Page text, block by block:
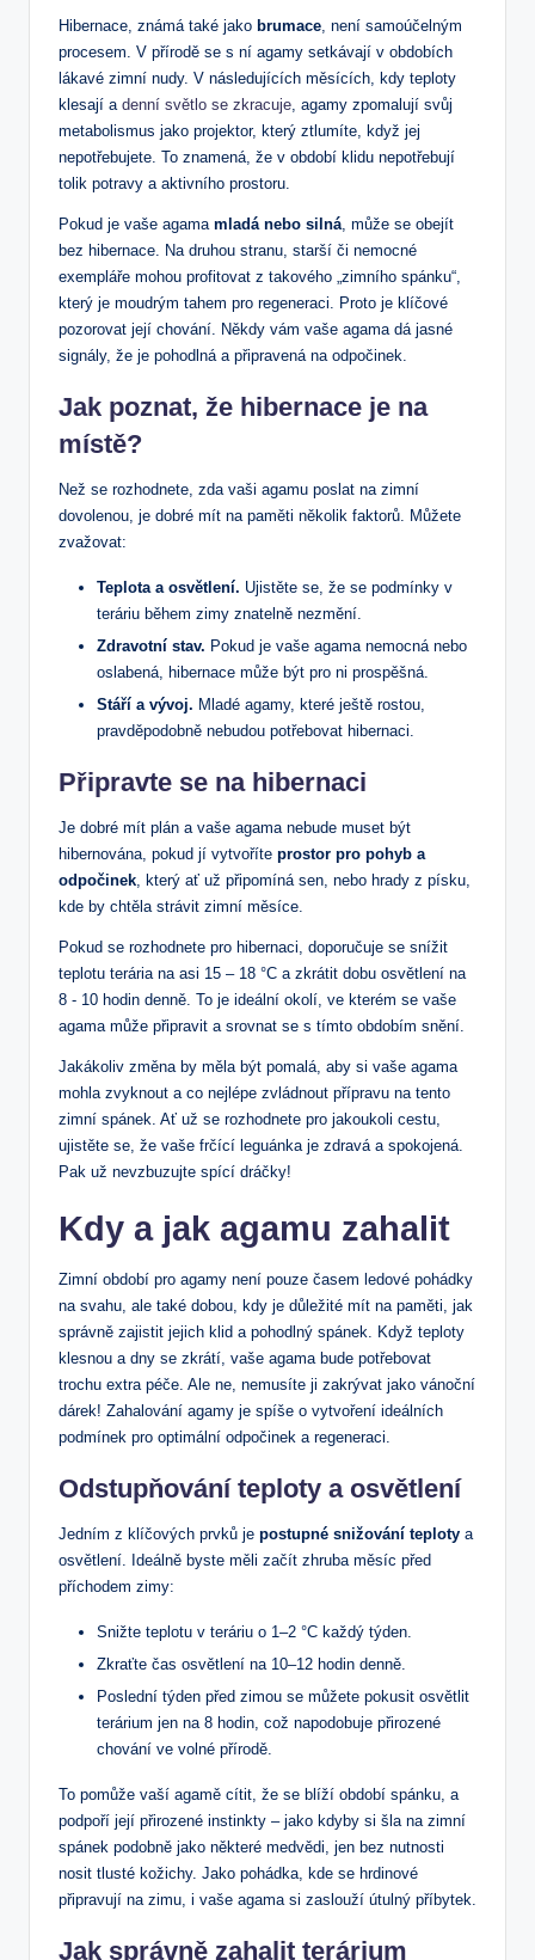
Hibernace, známá také jako‌ brumace , není samoúčelným
procesem. V přírodě se⁤ s ní agamy ⁤setkávají v obdobích
lákavé zimní nudy. V následujících měsících, kdy​ teploty
klesají a⁣ denní světlo se zkracuje , agamy zpomalují svůj
⁢metabolismus jako projektor,‌ který ztlumíte, když ⁢jej
nepotřebujete. ​To znamená, že v období klidu nepotřebují
tolik potravy a aktivního ‍prostoru.
Pokud je vaše agama mladá nebo silná , může se obejít
bez hibernace. Na druhou ​stranu, starší​ či nemocné⁢
exempláře⁣ mohou profitovat z takového „zimního spánku“,
který‌ je moudrým tahem pro regeneraci. Proto je klíčové
pozorovat ⁣její chování. ⁢Někdy vám vaše agama dá ‍jasné
signály, že ⁤je pohodlná a připravená na odpočinek.
Jak poznat, že hibernace ⁣je na
místě?
Než se‍ rozhodnete, zda vaši agamu poslat na zimní
dovolenou, je ​dobré mít na paměti několik faktorů. Můžete
zvažovat:
Teplota‌ a ⁤osvětlení. Ujistěte ⁢se, že se ‌podmínky v
teráriu během zimy znatelně nezmění.
Zdravotní stav. Pokud je vaše agama nemocná nebo
oslabená, hibernace může být pro ni prospěšná.
Stáří a vývoj. Mladé agamy, které ještě rostou,
pravděpodobně nebudou potřebovat ⁤hibernaci.
Připravte‌ se na hibernaci
Je dobré mít ⁣plán a vaše ​agama nebude muset⁢ být
hibernována, pokud jí vytvoříte⁣ prostor pro pohyb a
odpočinek , který ať už připomíná sen, nebo hrady z písku,
kde by chtěla strávit zimní měsíce.
Pokud se rozhodnete⁢ pro hibernaci, doporučuje se snížit
teplotu terária na ⁤asi 15 – 18 °C ⁢a zkrátit dobu osvětlení na
8 ​- ‌10 hodin denně. To ‌je ideální ⁣okolí, ve kterém ‌se vaše
‌agama ‍může připravit a srovnat se s​ tímto⁢ obdobím snění.
Jakákoliv změna ⁢by měla být pomalá, aby si vaše agama
mohla zvyknout ‍a co nejlépe zvládnout přípravu na tento
zimní spánek. Ať ‍už se rozhodnete pro jakoukoli‌ cestu,
ujistěte se, že vaše⁣ frčící leguánka je‌ zdravá a spokojená.
Pak už​ nevzbuzujte spící dráčky!
Kdy a jak agamu zahalit
Zimní období pro agamy není​ pouze časem ledové pohádky
⁣na svahu, ale také dobou, kdy je důležité ​mít na ​paměti, jak
správně zajistit​ jejich klid a pohodlný ⁢spánek. Když​ teploty​
klesnou a dny se ⁤zkrátí, vaše agama bude potřebovat
trochu⁤ extra péče. Ale ne, nemusíte ji zakrývat jako vánoční
dárek! Zahalování agamy⁣ je spíše o vytvoření ideálních
podmínek ‍pro optimální⁢ odpočinek a regeneraci.
Odstupňování teploty a ‌osvětlení
Jedním ‌z ​klíčových⁤ prvků⁣ je postupné snižování teploty ​a
osvětlení.‍ Ideálně byste měli začít zhruba měsíc před
příchodem ⁢zimy:
Snižte teplotu v teráriu ​o 1–2 °C každý týden.
Zkraťte čas osvětlení na 10–12 ⁢hodin denně.
Poslední týden před zimou se můžete pokusit ​osvětlit
terárium jen ‌na 8⁣ hodin, což ⁢napodobuje přirozené
chování ve volné ​přírodě.
To ⁢pomůže vaší agamě​ cítit, že se blíží období spánku, a
podpoří její ⁣přirozené ‌instinkty – jako kdyby⁣ si šla na ‍zimní
⁢spánek podobně jako‌ některé medvědi, jen bez nutnosti
nosit tlusté kožichy. Jako pohádka, ​kde se hrdinové
připravují na zimu, i⁢ vaše agama si zaslouží útulný příbytek.
Jak správně zahalit ⁤terárium